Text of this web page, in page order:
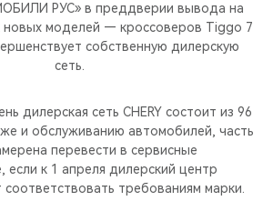
РУС» в преддверии вывода на
новых моделей — кроссоверов Tiggo 7
собственную дилерскую
сеть.
дилерская сеть CHERY состоит из 96
и обслуживанию автомобилей, часть
перевести в сервисные
если к 1 апреля дилерский центр
требованиям марки.